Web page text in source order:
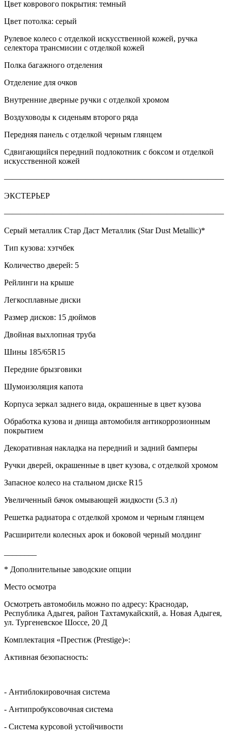
Цвет коврового покрытия: темный
Цвет потолка: серый
Рулевое колесо с отделкой искусственной кожей, ручка
селектора трансмисии с отделкой кожей
Полка багажного отделения
Отделение для очков
Внутренние дверные ручки с отделкой хромом
Воздуховоды к сиденьям второго ряда
Передняя панель с отделкой черным глянцем
Сдвигающийся передний подлокотник с боксом и отделкой
искусственной кожей
———————————————————————————
ЭКСТЕРЬЕР
———————————————————————————
Серый металлик Стар Даст Металлик (Star Dust Metallic)*
Тип кузова: хэтчбек
Количество дверей: 5
Рейлинги на крыше
Легкосплавные диски
Размер дисков: 15 дюймов
Двойная выхлопная труба
Шины 185/65R15
Передние брызговики
Шумоизоляция капота
Корпуса зеркал заднего вида, окрашенные в цвет кузова
Обработка кузова и днища автомобиля антикоррозионным
покрытием
Декоративная накладка на передний и задний бамперы
Ручки дверей, окрашенные в цвет кузова, с отделкой хромом
Запасное колесо на стальном диске R15
Увеличенный бачок омывающей жидкости (5.3 л)
Решетка радиатора с отделкой хромом и черным глянцем
Расширители колесных арок и боковой черный молдинг
* Дополнительные заводские опции
Место осмотра
Осмотреть автомобиль можно по адресу: Краснодар,
Республика Адыгея, район Тахтамукайский, а. Новая Адыгея,
ул. Тургеневское Шоссе, 20 Д
Комплектация «Престиж (Prestige)»:
Активная безопасность:
- Антиблокировочная система
- Антипробуксовочная система
- Система курсовой устойчивости